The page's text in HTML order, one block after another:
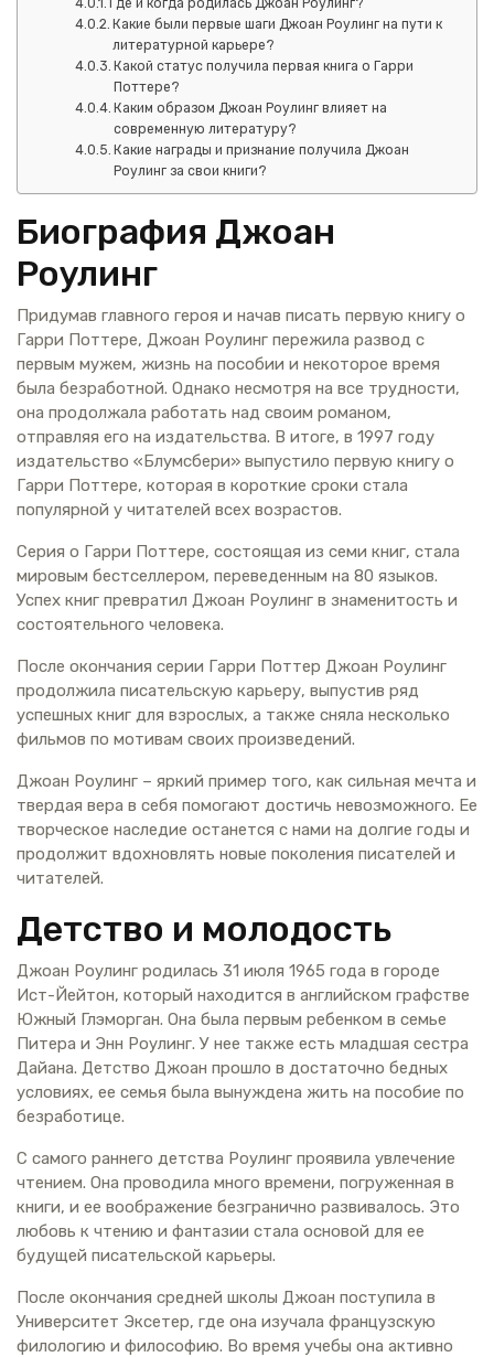
Какие были первые шаги Джоан Роулинг на пути к
литературной карьере?
Какой статус получила первая книга о Гарри
Поттере?
Каким образом Джоан Роулинг влияет на
современную литературу?
Какие награды и признание получила Джоан
Роулинг за свои книги?
Биография Джоан
Роулинг
Придумав главного героя и начав писать первую книгу о
Гарри Поттере, Джоан Роулинг пережила развод с
первым мужем, жизнь на пособии и некоторое время
была безработной. Однако несмотря на все трудности,
она продолжала работать над своим романом,
отправляя его на издательства. В итоге, в 1997 году
издательство «Блумсбери» выпустило первую книгу о
Гарри Поттере, которая в короткие сроки стала
популярной у читателей всех возрастов.
Серия о Гарри Поттере, состоящая из семи книг, стала
мировым бестселлером, переведенным на 80 языков.
Успех книг превратил Джоан Роулинг в знаменитость и
состоятельного человека.
После окончания серии Гарри Поттер Джоан Роулинг
продолжила писательскую карьеру, выпустив ряд
успешных книг для взрослых, а также сняла несколько
фильмов по мотивам своих произведений.
Джоан Роулинг – яркий пример того, как сильная мечта и
твердая вера в себя помогают достичь невозможного. Ее
творческое наследие останется с нами на долгие годы и
продолжит вдохновлять новые поколения писателей и
читателей.
Детство и молодость
Джоан Роулинг родилась 31 июля 1965 года в городе
Ист-Йейтон, который находится в английском графстве
Южный Глэморган. Она была первым ребенком в семье
Питера и Энн Роулинг. У нее также есть младшая сестра
Дайана. Детство Джоан прошло в достаточно бедных
условиях, ее семья была вынуждена жить на пособие по
безработице.
С самого раннего детства Роулинг проявила увлечение
чтением. Она проводила много времени, погруженная в
книги, и ее воображение безгранично развивалось. Это
любовь к чтению и фантазии стала основой для ее
будущей писательской карьеры.
После окончания средней школы Джоан поступила в
Университет Эксетер, где она изучала французскую
филологию и философию. Во время учебы она активно